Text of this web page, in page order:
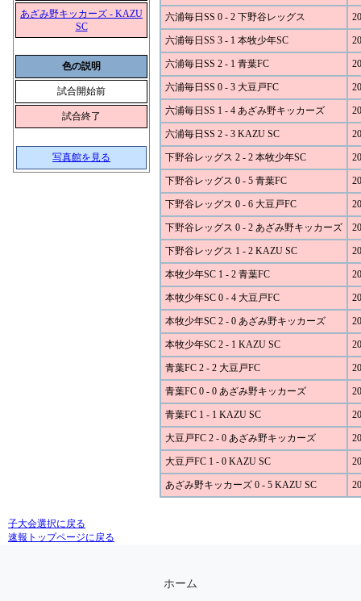
あざみ野キッカーズ - KAZU
SC
色の説明
試合開始前
試合終了
写真館を見る
六浦毎日SS 0 - 2 下野谷レッグス
六浦毎日SS 3 - 1 本牧少年SC
六浦毎日SS 2 - 1 青葉FC
六浦毎日SS 0 - 3 大豆戸FC
六浦毎日SS 1 - 4 あざみ野キッカーズ
六浦毎日SS 2 - 3 KAZU SC
下野谷レッグス 2 - 2 本牧少年SC
下野谷レッグス 0 - 5 青葉FC
下野谷レッグス 0 - 6 大豆戸FC
下野谷レッグス 0 - 2 あざみ野キッカーズ
下野谷レッグス 1 - 2 KAZU SC
本牧少年SC 1 - 2 青葉FC
本牧少年SC 0 - 4 大豆戸FC
本牧少年SC 2 - 0 あざみ野キッカーズ
本牧少年SC 2 - 1 KAZU SC
青葉FC 2 - 2 大豆戸FC
青葉FC 0 - 0 あざみ野キッカーズ
青葉FC 1 - 1 KAZU SC
大豆戸FC 2 - 0 あざみ野キッカーズ
大豆戸FC 1 - 0 KAZU SC
あざみ野キッカーズ 0 - 5 KAZU SC
子大会選択に戻る
速報トップページに戻る
ホーム